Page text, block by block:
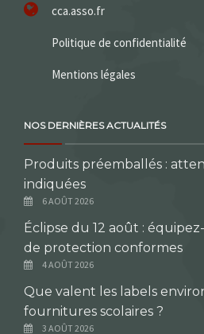
cca.asso.fr
Politique de confidentialité
Mentions légales
NOS DERNIÈRES ACTUALITÉS
Produits préemballés :
indiquées
6 AOÛT 2026
Éclipse du 12 août :
de protection conformes
4 AOÛT 2026
Que valent les labels
fournitures scolaires ?
3 AOÛT 2026